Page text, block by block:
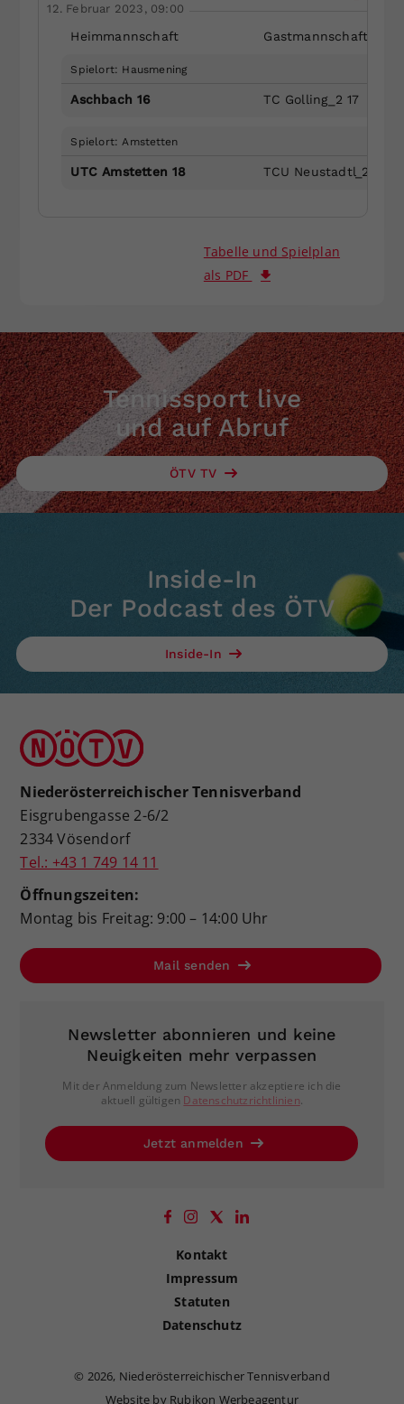
12. Februar 2023, 09:00
Heimmannschaft Gastmannschaft
Spielort: Hausmening
Aschbach 16 TC Golling_2 17
Spielort: Amstetten
UTC Amstetten 18 TCU Neustadtl_2 14
Tabelle und Spielplan
als PDF
Tennissport live
und auf Abruf
ÖTV TV
Inside-In
Der Podcast des ÖTV
Inside-In
Niederösterreichischer Tennisverband
Eisgrubengasse 2-6/2
2334 Vösendorf
Tel.: +43 1 749 14 11
Öffnungszeiten:
Montag bis Freitag: 9:00 – 14:00 Uhr
Mail senden
Newsletter abonnieren und keine
Neuigkeiten mehr verpassen
Mit der Anmeldung zum Newsletter akzeptiere ich die
aktuell gültigen Datenschutzrichtlinien.
Jetzt anmelden
Kontakt
Impressum
Statuten
Datenschutz
© 2026, Niederösterreichischer Tennisverband
Website by Rubikon Werbeagentur